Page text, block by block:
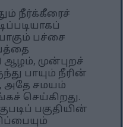
நீர்க்கீரைச்
பச்சை
ஆழம், முன்புறச்
பாயும் நீரின்
அதே சமயம்
செய்கிறது.
பகுதியின்